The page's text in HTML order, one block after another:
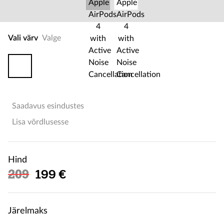
Vali värv Valge
Saadavus esindustes
Lisa võrdlusesse
Hind
209 Soodushind
199 €
Järelmaks